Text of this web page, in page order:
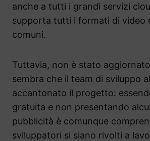
anche a tutti i grandi servizi
supporta tutti i formati di video
comuni.
Tuttavia, non è stato
sembra che il team di sviluppo
accantonato il progetto:
gratuita e non presentando
pubblicità è comunque
sviluppatori si siano rivolti a